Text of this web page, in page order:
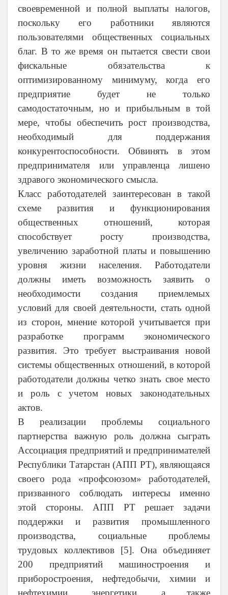
своевременной и полной выплаты налогов,
поскольку его работники являются
пользователями общественных социальных
благ. В то же время он пытается свести свои
фискальные обязательства к
оптимизированному минимуму, когда его
предприятие будет не только
самодостаточным, но и прибыльным в той
мере, чтобы обеспечить рост производства,
необходимый для поддержания
конкурентоспособности. Обвинять в этом
предпринимателя или управленца лишено
здравого экономического смысла.
Класс работодателей заинтересован в такой
схеме развития и функционирования
общественных отношений, которая
способствует росту производства,
увеличению заработной платы и повышению
уровня жизни населения. Работодатели
должны иметь возможность заявить о
необходимости создания приемлемых
условий для своей деятельности, стать одной
из сторон, мнение которой учитывается при
разработке программ экономического
развития. Это требует выстраивания новой
системы общественных отношений, в которой
работодатели должны четко знать свое место
и роль с учетом новых законодательных
актов.
В реализации проблемы социального
партнерства важную роль должна сыграть
Ассоциация предприятий и предпринимателей
Республики Татарстан (АПП РТ), являющаяся
своего рода «профсоюзом» работодателей,
призванного соблюдать интересы именно
этой стороны. АПП РТ решает задачи
поддержки и развития промышленного
производства, социальные проблемы
трудовых коллективов [5]. Она объединяет
200 предприятий машиностроения и
приборостроения, нефтедобычи, химии и
нефтехимии, энергетики, а также